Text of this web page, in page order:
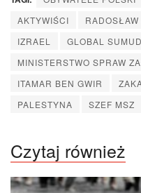
AKTYWIŚCI
IZRAEL
GLOBAL
MINISTERSTWO SPRAW
ITAMAR BEN GWIR
PALESTYNA
SZEF MSZ
Czytaj również